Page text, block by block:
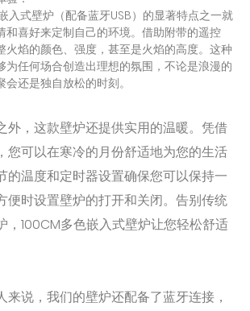
入式壁炉（配备蓝牙USB）的显著特点之一就
和喜好来定制自己的环境。借助附带的遥控
火焰的颜色、强度，甚至是火焰的高度。这种
为任何场合创造出理想的氛围，不论是浪漫的
还是独自放松的时刻。
外，这款壁炉还提供实用的温暖。凭借
您可以在寒冷的月份舒适地为您的生活
的温度和定时器设置确保您可以保持一
便时设置壁炉的打开和关闭。告别传统
，100CM多色嵌入式壁炉让您轻松舒适
来说，我们的壁炉还配备了蓝牙连接，